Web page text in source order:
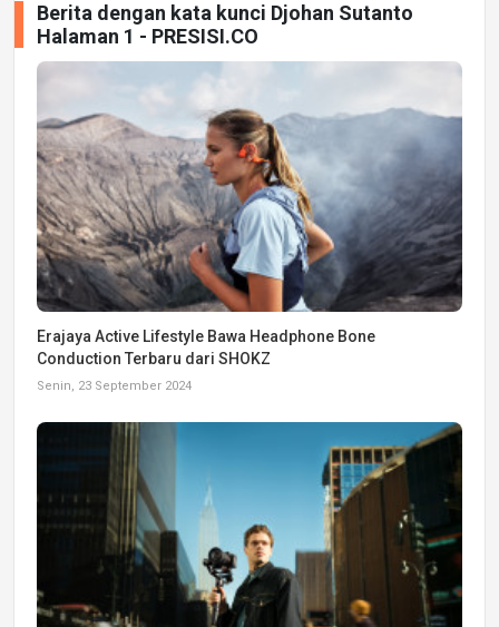
Berita dengan kata kunci Djohan Sutanto
Halaman 1 - PRESISI.CO
Erajaya Active Lifestyle Bawa Headphone Bone
Conduction Terbaru dari SHOKZ
Senin, 23 September 2024